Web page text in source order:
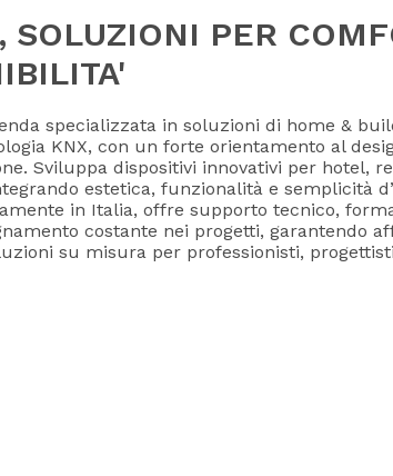
SOLUZIONI PER
specializzata in soluzioni di home &
KNX, con un forte orientamento al
Sviluppa dispositivi innovativi per hotel,
estetica, funzionalità e semplicità
in Italia, offre supporto tecnico,
costante nei progetti, garantendo
su misura per professionisti,